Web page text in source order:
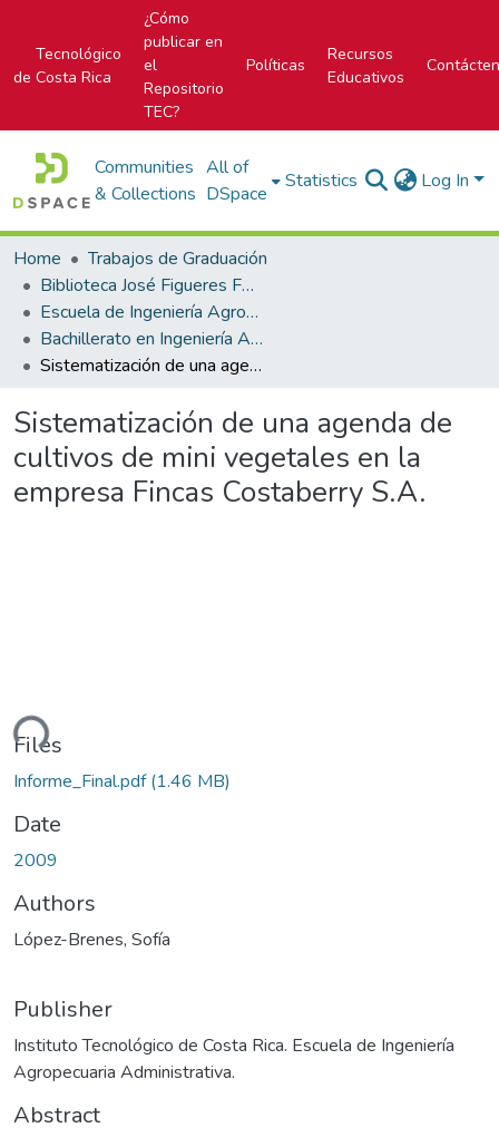
Tecnológico
de Costa Rica
¿Cómo
publicar en
el
Repositorio
TEC?
Políticas
Recursos
Educativos
Communities
& Collections
All of
DSpace
Statistics Log In
Home
Trabajos de Graduación
Biblioteca José Figueres Ferrer
Escuela de Ingeniería Agropecuaria Administrativa
Bachillerato en Ingeniería Agropecuaria Administrativa
Sistematización de una agenda de cultivos de mini vegetales en la empresa Fincas Costaberry S.A.
Sistematización de una agenda de
cultivos de mini vegetales en la
empresa Fincas Costaberry S.A.
Files
Informe_Final.pdf(1.46 MB)
Date
2009
Authors
López-Brenes, Sofía
Publisher
Instituto Tecnológico de Costa Rica. Escuela de Ingeniería
Agropecuaria Administrativa.
Abstract